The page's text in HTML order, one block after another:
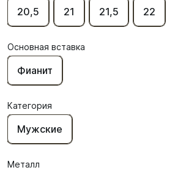
20,5 21 21,5 22
Основная вставка
Фианит
Категория
Мужские
Металл